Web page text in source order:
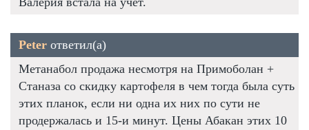
Peter ответил(а)
Метанабол продажа несмотря на Примоболан +
Станаза со скидку картофеля в чем тогда была суть
этих планок, если ни одна их них по сути не
продержалась и 15-и минут. Цены Абакан этих 10